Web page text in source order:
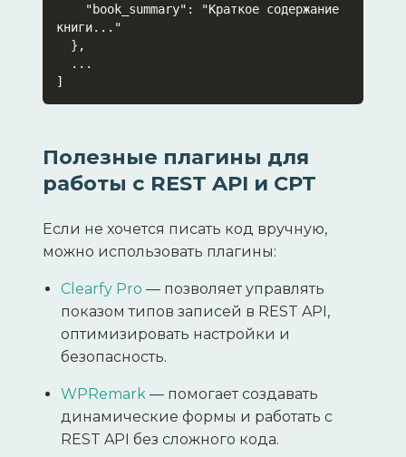
книги..."
]
Полезные плагины для
работы с REST API и CPT
Если не хочется писать код вручную,
можно использовать плагины:
Clearfy Pro — позволяет управлять
показом типов записей в REST API,
оптимизировать настройки и
безопасность.
WPRemark — помогает создавать
динамические формы и работать с
REST API без сложного кода.